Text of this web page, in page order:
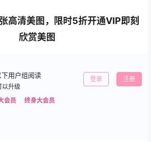
高清美图，限时5折开通VIP即刻
欣赏美图
用户组阅读
以升级
会员 终身大会员
登录 注册